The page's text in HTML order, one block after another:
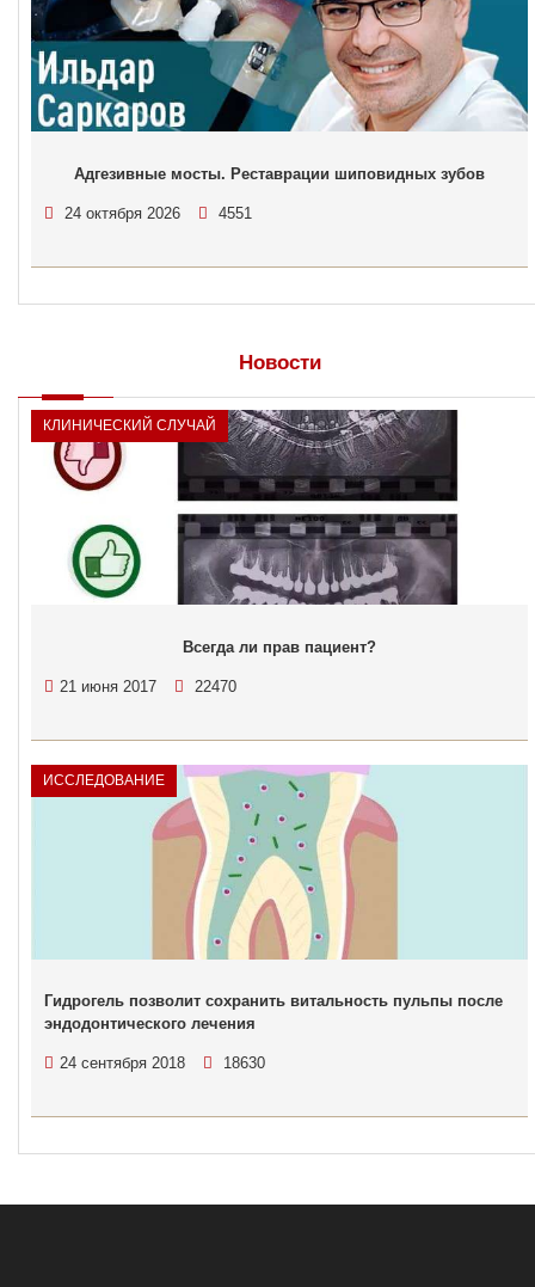
Адгезивные мосты. Реставрации шиповидных зубов
24 октября 2026 4551
Новости
КЛИНИЧЕСКИЙ СЛУЧАЙ
Всегда ли прав пациент?
21 июня 2017 22470
ИССЛЕДОВАНИЕ
Гидрогель позволит сохранить витальность пульпы после
эндодонтического лечения
24 сентября 2018 18630